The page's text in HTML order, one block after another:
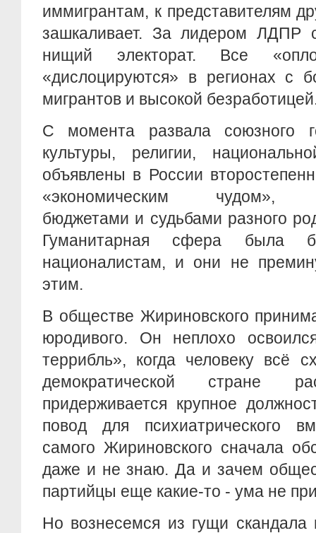
иммигрантам, к представителям
зашкаливает. За лидером ЛДПР
нищий электорат. Все
«дислоцируются» в регионах с
мигрантов и высокой
С момента развала союзного
культуры, религии,
объявлены в России
«экономическим чудом»,
бюджетами и судьбами разного
Гуманитарная сфера была
националистам, и они не
этим.
В обществе Жириновского
юродивого. Он неплохо
террибль», когда человеку всё
демократической стране
придерживается крупное
повод для психиатрического
самого Жириновского сначала
даже и не знаю. Да и зачем
партийцы еще какие-то - ума не
Но вознесемся из гущи